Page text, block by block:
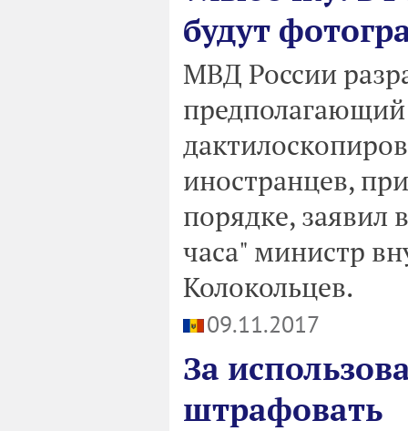
будут
МВД России
предполагающий
иностранцев,
порядке, заявил
часа" министр
Колокольцев.
09.11.2017
За
штрафовать